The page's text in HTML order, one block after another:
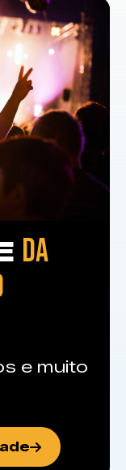
DA
e muito